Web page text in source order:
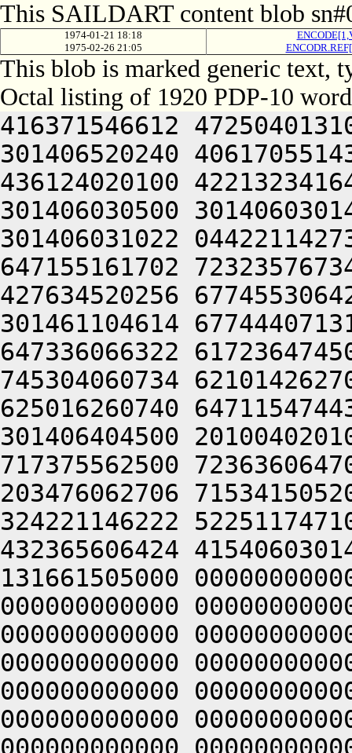
This SAILDART content blob
1974-01-21 18:18
1975-02-26 21:05
This blob is marked generic text,
Octal listing of 1920 PDP-10
416371546612 472504013100 201012640630 446104030140 301406520240 406170551432 052064051212 415004050202 436124020100 422132341644 446412444636 470321241540 301406030500 301406030142 064250330140 301406220140 301406031022 044221142734 617374462744 202476062706 647155161702 723235767346 203155771100 443035662132 427634520256 677455306424 415406030140 325006030140 301461104614 677444071312 607475767346 203374620346 647336066322 617236474500 607354420312 617375667732 745304060734 621014262706 607536362500 677144072320 625016260740 647115474432 052066030140 301604030140 301406404500 201004020100 046214571312 203036262500 717375562500 723636064706 607304062734 617374462744 203476062706 715341505206 301406030162 201406030140 324221146222 522511747100 426350347610 426444044634 432365606424 415406030142 331010547210 466261505206 131661505000 000000000000 000000000000 000000000000 000000000000 000000000000 000000000000 000000000000 000000000000 000000000000 000000000000 000000000000 000000000000 000000000000 000000000000 000000000000 000000000000 000000000000 000000000000 000000000000 000000000000 000000000000 000000000000 000000000000 000000000000 000000000000 000000000000 000000000000 000000000000 000000000000 000000000000 000000000000 000000000000 000000000000 000000000000 000000000000 000000000000 000000000000 000000000000 000000000000 000000000000 000000000000 000000000000 000000000000 000000000000 000000000000 000000000000 000000000000 000000000000 000000000000 000000000000 000000000000 000000000000 000000000000 000000000000 000000000000 000000000000 000000000000 000000000000 000000000000 000000000000 000000000000 000000000000 000000000000 060221104612 673075762312 711012370312 617234664706 607515167734 715014667744 202214167310 266137162500 537376265432 050221505022 523215171500 633235462500 677536466322 673136320346 677334520100 677144020350 643124020344 627436564744 627334567350 715004073712 201015060754 625004063336 710321262734 617374462744 715004060734 621016464312 647444064734 723136263302 617136320314 677444071736 667124067714 203515062500 443035662132 427634520340 713375262706 721016767744 655341505032 050232570100 203515166330 203355773500 737124064302 733124061312 627344072746 647354720240 677514567350 647375562750 627456320302 715015772744 203174567312 713035406424 703536270336 717124020344 627475766354 647354720100 623136664706 627465620100 202155771100 203235661744 627036362710 201016262746 677316572322 677345420100 203235570344 677554562032 053315167312 607455172362 261004060734 621004061312 723514571100 203476460704 647315172362 261015172100 607416062702 713464062312 717236260704 663124072336 203476764750 617204072336 064255770350 647074166100 627354367710 627456320336 671015560734 745015763100 677536220104 653375167350 715045606424 064241152356 675014762734 627454166100 723636062746 203374620312 673075762312 713464060744 625014173302 647314161330 625324021356 643375462500 737376262104 203035662032 053235661744 627334567350 607304227100 201012764336 663124020356 677454420312 673075762312 713464064302 733124060746 200321266702 673624072344 607075371500 607464061322 723464067714 200321206424 677536470352 721016262746 677316572322 677344060734 621016071336 733234462500 607344067100 613236420306 677114562100 677536470352 721015763100 203515062500 203415771722 723235767032 053374620100 723214520312 673075762312 711344044734 617454566712 673514166100 627354367710 627456320320 607554520350 737364067752 723416572100 723454161726 715304024340 663536320302 064257262744 675016262714 627454567306 625015560744 655016367732 627515166712 715225620100 523214574500 703455773322 623124072356 675015772750 703536420100 717234767302 663464020322 670321270752 607116260750 727454520100 737215161720 201014171312 201014566312 617516267734 647074166330 745004062312 617374462710 201016467500 623455173312 203035620312 743514571334 607301505352 701334467756 671014367752 673514571134 201004043336 711004072734 647115171312 617515167734 607304020302 703415464706 607515167734 715004071736 667124020336 631004072320 627474506424 647354371312 667135672302 661004062734 617374462744 715004066712 713135474500 203214173312 201015767312 201016471302 617264060734 621014471322 733124072320 625014367752 673514571032 053115171312 617515474534 202376220312 663474526100 605015772750 717234462500 623236262706 723235767100 717135671722 673164071756 647514364100 617214167316 627464072320